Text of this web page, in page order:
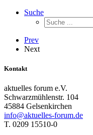
Suche
Prev
Next
Kontakt
aktuelles forum e.V.
Schwarzmühlenstr. 104
45884 Gelsenkirchen
info@aktuelles-forum.de
T. 0209 15510-0